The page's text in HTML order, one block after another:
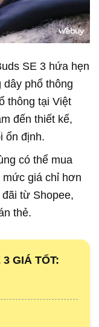
SE 3 hứa hẹn
phổ thông
thông tại Việt
đến thiết kế,
ổn định.
có thể mua
giá chỉ hơn
từ Shopee,
thẻ.
GIÁ TỐT: